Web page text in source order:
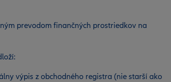
prevodom finančných prostriedkov na
výpis z obchodného registra (nie starší ako